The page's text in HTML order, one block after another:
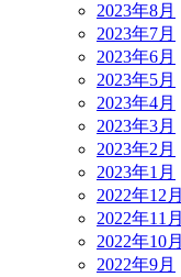
2023年8月
2023年7月
2023年6月
2023年5月
2023年4月
2023年3月
2023年2月
2023年1月
2022年12月
2022年11月
2022年10月
2022年9月